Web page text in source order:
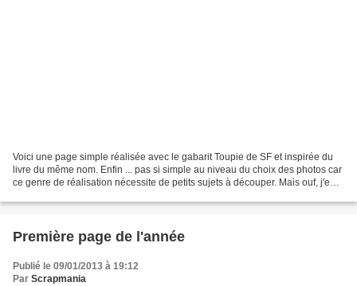
Voici une page simple réalisée avec le gabarit Toupie de SF et inspirée du
livre du même nom. Enfin ... pas si simple au niveau du choix des photos car
ce genre de réalisation nécessite de petits sujets à découper. Mais ouf, j'en
Première page de l'année
Publié le 09/01/2013 à 19:12
Par Scrapmania